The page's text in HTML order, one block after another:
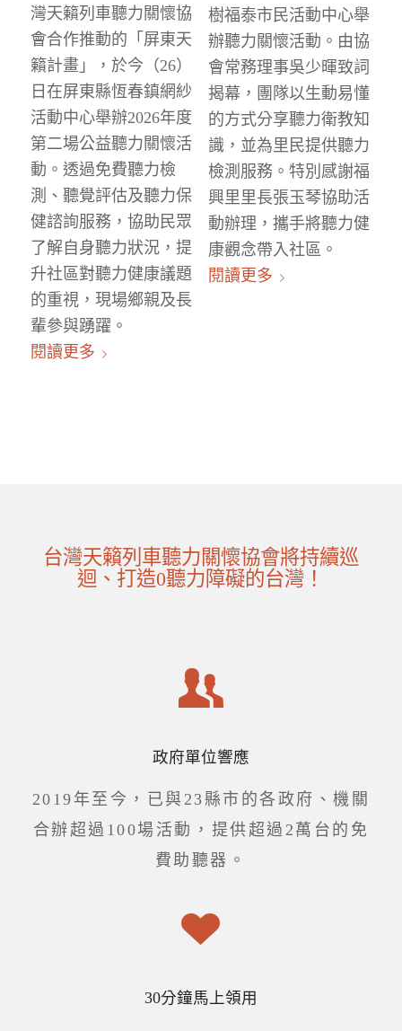
灣天籟列車聽力關懷協
會合作推動的「屏東天
籟計畫」，於今（26）
日在屏東縣恆春鎮網紗
活動中心舉辦2026年度
第二場公益聽力關懷活
動。透過免費聽力檢
測、聽覺評估及聽力保
健諮詢服務，協助民眾
了解自身聽力狀況，提
升社區對聽力健康議題
的重視，現場鄉親及長
輩參與踴躍。
閱讀更多
樹福泰市民活動中心舉
辦聽力關懷活動。由協
會常務理事吳少暉致詞
揭幕，團隊以生動易懂
的方式分享聽力衛教知
識，並為里民提供聽力
檢測服務。特別感謝福
興里里長張玉琴協助活
動辦理，攜手將聽力健
康觀念帶入社區。
閱讀更多
台灣天籟列車聽力關懷協會將持續巡
迴、打造0聽力障礙的台灣！
政府單位響應
2019年至今，已與23縣市的各政府、機關
合辦超過100場活動，提供超過2萬台的免
費助聽器。
30分鐘馬上領用